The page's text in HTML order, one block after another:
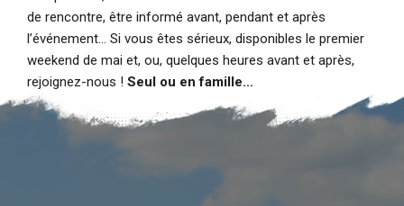
de rencontre, être informé avant, pendant et après
l’événement… Si vous êtes sérieux, disponibles le premier
weekend de mai et, ou, quelques heures avant et après,
rejoignez-nous ! Seul ou en famille…